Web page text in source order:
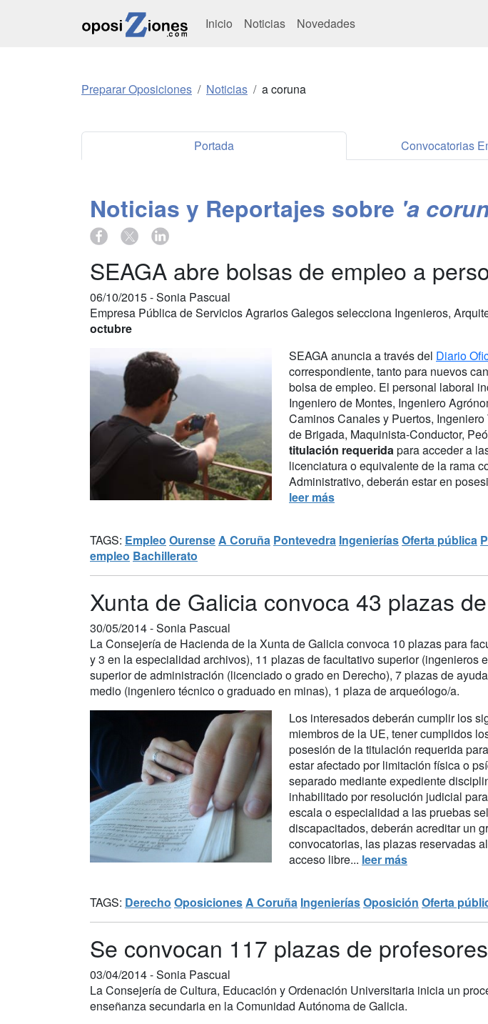
Inicio Noticias Novedades
Preparar Oposiciones Noticias a coruna
Portada Convocatorias
Noticias y Reportajes sobre 'a
SEAGA abre bolsas de empleo a
06/10/2015 -Sonia Pascual
Empresa Pública de Servicios Agrarios Galegos selecciona Ingenieros,
octubre
SEAGA anuncia a través del Diario
correspondiente, tanto para nuevos
bolsa de empleo. El personal laboral
Ingeniero de Montes, Ingeniero
Caminos Canales y Puertos,
de Brigada, Maquinista-Conductor,
titulación requeridapara acceder a
licenciatura o equivalente de la rama
Administrativo, deberán estar en
leer más
TAGS: Empleo OurenseA Coruña Pontevedra IngenieríasOferta pública
empleo Bachillerato
Xunta de Galicia convoca 43 plazas
30/05/2014 -Sonia Pascual
La Consejería de Hacienda de la Xunta de Galicia convoca 10 plazas para
y 3 en la especialidad archivos), 11 plazas de facultativo superior
superior de administración (licenciado o grado en Derecho), 7 plazas de
medio (ingeniero técnico o graduado en minas), 1 plaza de arqueólogo/a.
Los interesados deberán cumplir los
miembros de la UE, tener cumplidos
posesión de la titulación requerida
estar afectado por limitación física o
separado mediante expediente
inhabilitado por resolución judicial
escala o especialidad a las pruebas
discapacitados, deberán acreditar un
convocatorias, las plazas reservadas
acceso libre... leer más
TAGS: Derecho OposicionesA Coruña IngenieríasOposición Oferta
Se convocan 117 plazas de
03/04/2014 -Sonia Pascual
La Consejería de Cultura, Educación y Ordenación Universitaria inicia un
enseñanza secundaria en la Comunidad Autónoma de Galicia.